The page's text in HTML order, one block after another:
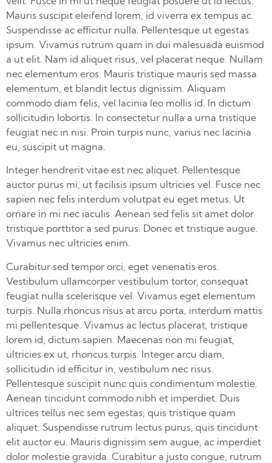
Mauris suscipit eleifend lorem, id viverra ex tempus ac.
Suspendisse ac efficitur nulla. Pellentesque ut egestas
ipsum. Vivamus rutrum quam in dui malesuada euismod
a ut elit. Nam id aliquet risus, vel placerat neque. Nullam
nec elementum eros. Mauris tristique mauris sed massa
elementum, et blandit lectus dignissim. Aliquam
commodo diam felis, vel lacinia leo mollis id. In dictum
sollicitudin lobortis. In consectetur nulla a urna tristique
feugiat nec in nisi. Proin turpis nunc, varius nec lacinia
eu, suscipit ut magna.
Integer hendrerit vitae est nec aliquet. Pellentesque
auctor purus mi, ut facilisis ipsum ultricies vel. Fusce nec
sapien nec felis interdum volutpat eu eget metus. Ut
ornare in mi nec iaculis. Aenean sed felis sit amet dolor
tristique porttitor a sed purus. Donec et tristique augue.
Vivamus nec ultricies enim.
Curabitur sed tempor orci, eget venenatis eros.
Vestibulum ullamcorper vestibulum tortor, consequat
feugiat nulla scelerisque vel. Vivamus eget elementum
turpis. Nulla rhoncus risus at arcu porta, interdum mattis
mi pellentesque. Vivamus ac lectus placerat, tristique
lorem id, dictum sapien. Maecenas non mi feugiat,
ultricies ex ut, rhoncus turpis. Integer arcu diam,
sollicitudin id efficitur in, vestibulum nec risus.
Pellentesque suscipit nunc quis condimentum molestie.
Aenean tincidunt commodo nibh et imperdiet. Duis
ultrices tellus nec sem egestas, quis tristique quam
aliquet. Suspendisse rutrum lectus purus, quis tincidunt
elit auctor eu. Mauris dignissim sem augue, ac imperdiet
dolor molestie gravida. Curabitur a justo congue, rutrum